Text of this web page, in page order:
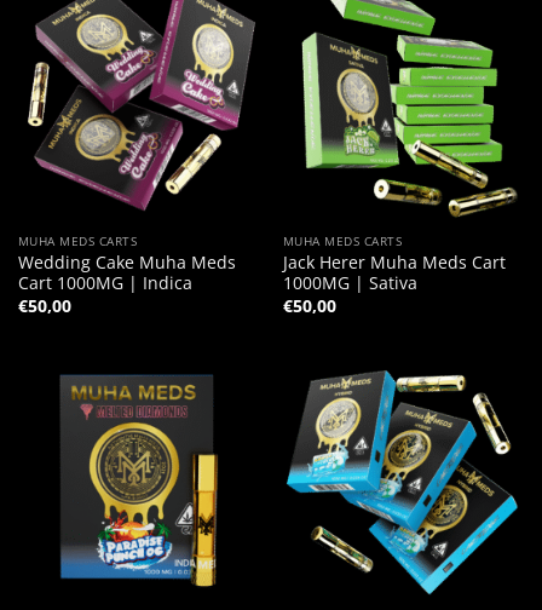
MUHA MEDS CARTS
Wedding Cake Muha Meds
Cart 1000MG | Indica
€50,00
MUHA MEDS CARTS
Jack Herer Muha Meds Cart
1000MG | Sativa
€50,00